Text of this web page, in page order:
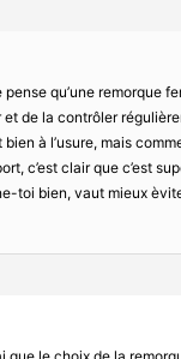
pense qu’une remorque
de la contrôler
bien à l’usure, mais
c’est clair que c’est
toi bien, vaut mieux